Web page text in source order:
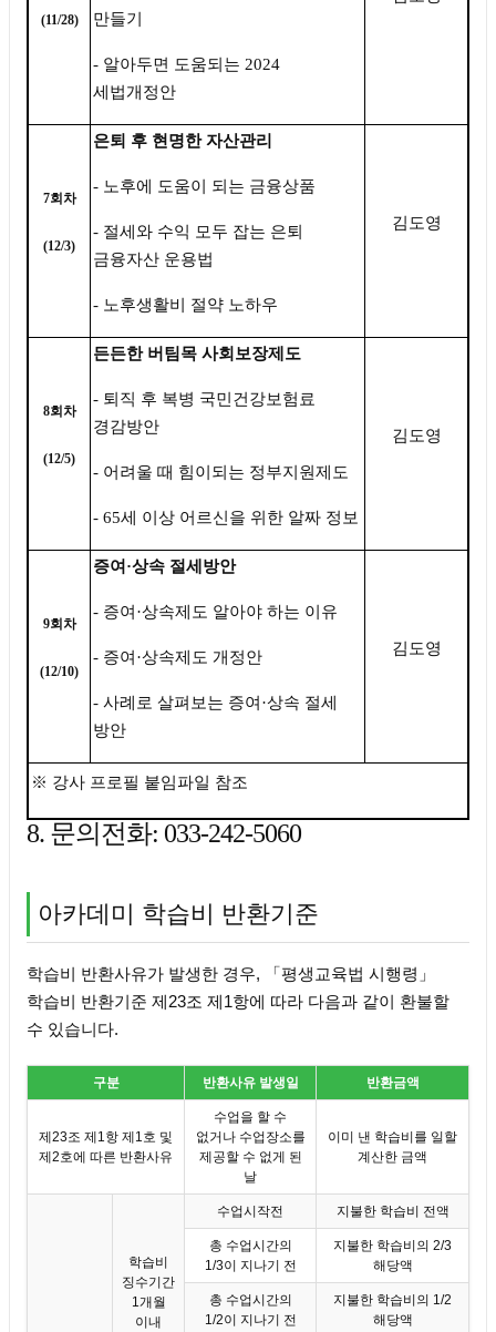
(11/28)
만들기
- 알아두면 도움되는 2024
세법개정안
7회차
(12/3)
은퇴 후 현명한 자산관리
- 노후에 도움이 되는 금융상품
- 절세와 수익 모두 잡는 은퇴
금융자산 운용법
- 노후생활비 절약 노하우
김도영
8회차
(12/5)
든든한 버팀목 사회보장제도
- 퇴직 후 복병 국민건강보험료
경감방안
- 어려울 때 힘이되는 정부지원제도
- 65세 이상 어르신을 위한 알짜 정보
김도영
9회차
(12/10)
증여·상속 절세방안
- 증여·상속제도 알아야 하는 이유
- 증여·상속제도 개정안
- 사례로 살펴보는 증여·상속 절세
방안
김도영
※ 강사 프로필 붙임파일 참조
8. 문의전화: 033-242-5060
아카데미 학습비 반환기준
학습비 반환사유가 발생한 경우, 「평생교육법 시행령」
학습비 반환기준 제23조 제1항에 따라 다음과 같이 환불할
수 있습니다.
구분 반환사유 발생일 반환금액
제23조 제1항 제1호 및
제2호에 따른 반환사유
수업을 할 수
없거나 수업장소를
제공할 수 없게 된
날
이미 낸 학습비를 일할
계산한 금액
학습비
징수기간
1개월
이내
수업시작전 지불한 학습비 전액
총 수업시간의
1/3이 지나기 전
지불한 학습비의 2/3
해당액
총 수업시간의
1/2이 지나기 전
지불한 학습비의 1/2
해당액